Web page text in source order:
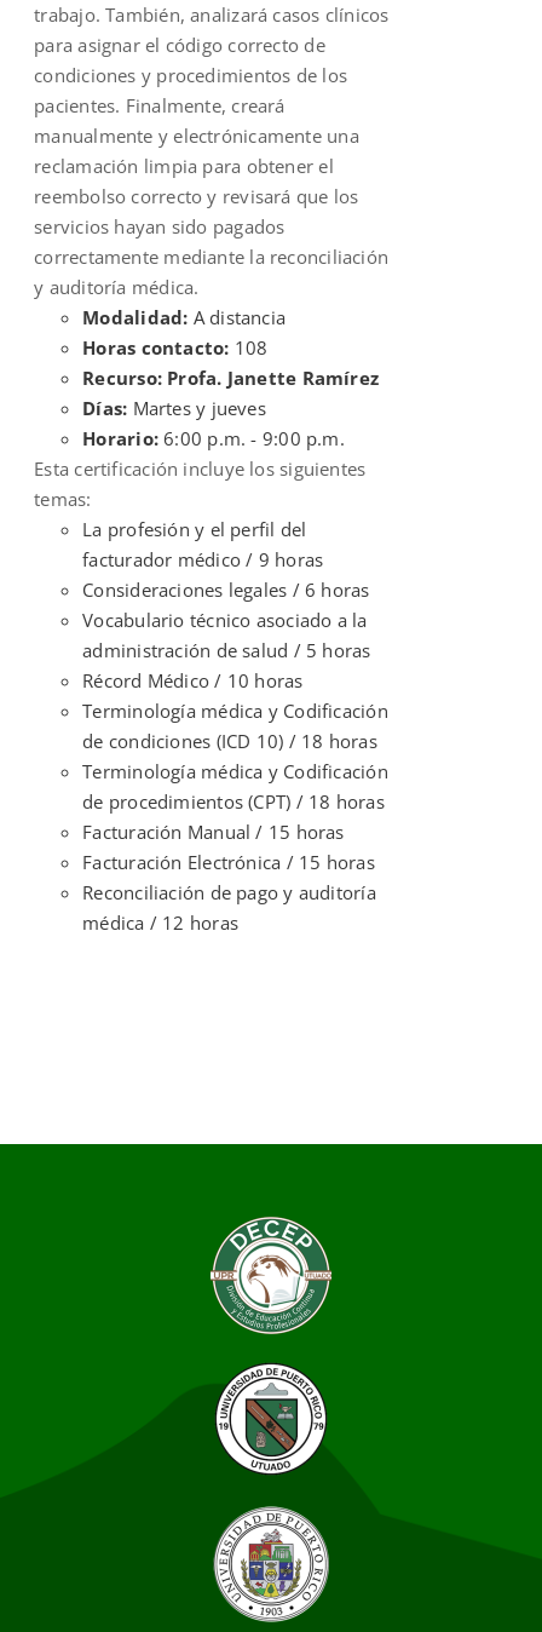
trabajo. También, analizará casos clínicos
para asignar el código correcto de
condiciones y procedimientos de los
pacientes. Finalmente, creará
manualmente y electrónicamente una
reclamación limpia para obtener el
reembolso correcto y revisará que los
servicios hayan sido pagados
correctamente mediante la reconciliación
y auditoría médica.
Modalidad: A distancia
Horas contacto: 108
Recurso: Profa. Janette Ramírez
Días: Martes y jueves
Horario:6:00 p.m. - 9:00 p.m.
Esta certificación incluye los siguientes
temas:
La profesión y el perfil del
facturador médico / 9 horas
Consideraciones legales / 6 horas
Vocabulario técnico asociado a la
administración de salud / 5 horas
Récord Médico / 10 horas
Terminología médica y Codificación
de condiciones (ICD 10) / 18 horas
Terminología médica y Codificación
de procedimientos (CPT) / 18 horas
Facturación Manual / 15 horas
Facturación Electrónica / 15 horas
Reconciliación de pago y auditoría
médica / 12 horas